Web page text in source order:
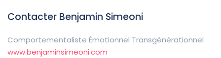
Contacter Benjamin Simeoni
Comportementaliste Émotionnel Transgénérationnel
www.benjaminsimeoni.com